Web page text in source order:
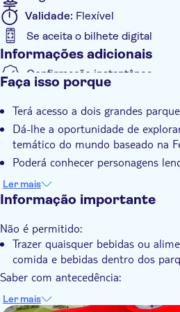
queda livre, surfe nas ondas e ande
suspensa mais longa do Médio
O último parque incluído é o
aventura emocionante no primeiro
marinha da região e a descoberta de
Validade: Flexível
Se aceita o bilhete digital
Informações adicionais
Confirmação instantânea
Faça isso porque
Terá acesso a dois grandes
Dá-lhe a oportunidade de
temático do mundo baseado na
Poderá conhecer personagens
animados no Warner Bros.
O Yas Waterworld, com mais de
outra opção para a sua aventura
Pode explorar 8 reinos imersivos
no SeaWorld Abu Dhabi
Ler mais
Informação importante
Não é permitido:
Trazer quaisquer bebidas ou
comida e bebidas dentro dos
Saber com antecedência:
Com este passe, pode selecionar
seguintes opções: Warner Bros.
Ler mais